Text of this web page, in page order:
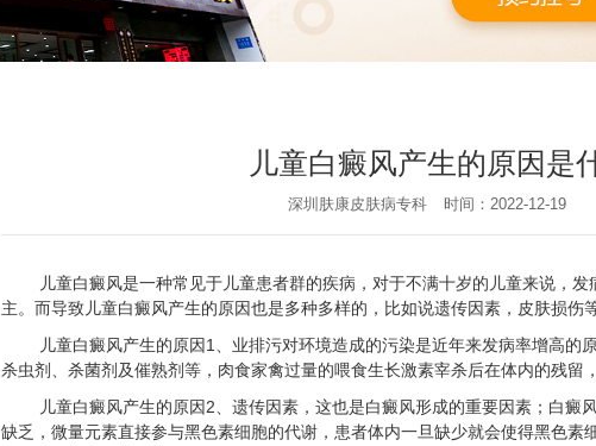
儿童白癜风产生的原因是
深圳肤康皮肤病专科 时间：2022-12-19
儿童白癜风是一种常见于儿童患者群的疾病，对于不满十岁的儿童来说，
主。而导致儿童白癜风产生的原因也是多种多样的，比如说遗传因素，皮肤损伤
儿童白癜风产生的原因1、业排污对环境造成的污染是近年来发病率增高的
杀虫剂、杀菌剂及催熟剂等，肉食家禽过量的喂食生长激素宰杀后在体内的残留
儿童白癜风产生的原因2、遗传因素，这也是白癜风形成的重要因素；白癜
缺乏，微量元素直接参与黑色素细胞的代谢，患者体内一旦缺少就会使得黑色素